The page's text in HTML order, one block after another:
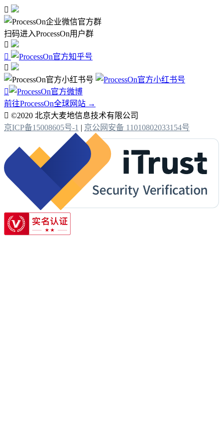

扫码进入ProcessOn用户群




前往ProcessOn全球网站 →
 ©2020 北京大麦地信息技术有限公司
京ICP备15008605号-1 | 京公网安备 11010802033154号